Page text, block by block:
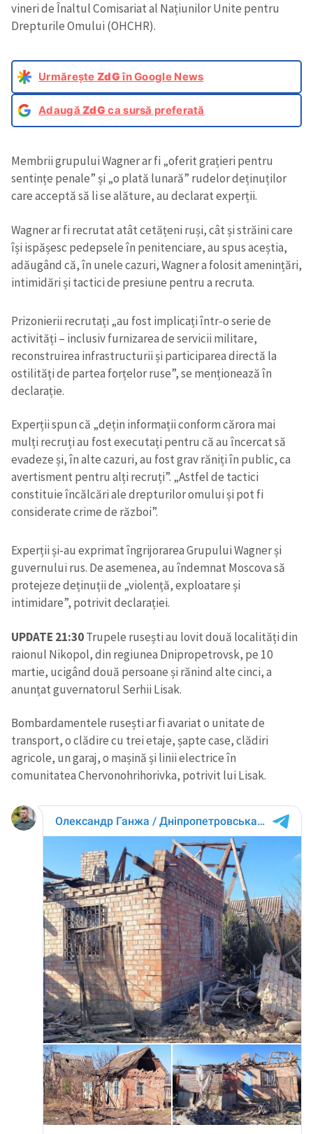
vineri de Înaltul Comisariat al Națiunilor Unite pentru
Drepturile Omului (OHCHR).
Urmărește ZdGîn Google News
AdaugăZdG ca sursă preferată
Membrii grupului Wagner ar fi „oferit grațieri pentru
sentințe penale” și „o plată lunară” rudelor deținuților
care acceptă să li se alăture, au declarat experții.
Wagner ar fi recrutat atât cetățeni ruși, cât și străini care
își ispășesc pedepsele în penitenciare, au spus aceștia,
adăugând că, în unele cazuri, Wagner a folosit amenințări,
intimidări și tactici de presiune pentru a recruta.
Prizonierii recrutați „au fost implicați într-o serie de
activități – inclusiv furnizarea de servicii militare,
reconstruirea infrastructurii și participarea directă la
ostilități de partea forțelor ruse”, se menționează în
declarație.
Experții spun că „dețin informații conform cărora mai
mulți recruți au fost executați pentru că au încercat să
evadeze și, în alte cazuri, au fost grav răniți în public, ca
avertisment pentru alți recruți”. „Astfel de tactici
constituie încălcări ale drepturilor omului și pot fi
considerate crime de război”.
Experții și-au exprimat îngrijorarea Grupului Wagner și
guvernului rus. De asemenea, au îndemnat Moscova să
protejeze deținuții de „violență, exploatare și
intimidare”, potrivit declarației.
UPDATE 21:30Trupele rusești au lovit două localități din
raionul Nikopol, din regiunea Dnipropetrovsk, pe 10
martie, ucigând două persoane și rănind alte cinci, a
anunțat guvernatorul Serhii Lisak.
Bombardamentele rusești ar fi avariat o unitate de
transport, o clădire cu trei etaje, șapte case, clădiri
agricole, un garaj, o mașină și linii electrice în
comunitatea Chervonohrihorivka, potrivit lui Lisak.